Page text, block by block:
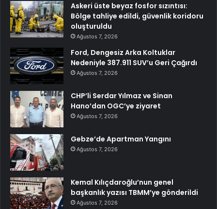
Askeri üste beyaz fosfor sızıntısı:
Bölge tahliye edildi, güvenlik koridoru
oluşturuldu
Ağustos 7, 2026
Ford, Dengesiz Arka Koltuklar
Nedeniyle 387.911 SUV’u Geri Çağırdı
Ağustos 7, 2026
CHP’li Serdar Yılmaz ve Sinan
Hano’dan OGC’ye ziyaret
Ağustos 7, 2026
Gebze’de Apartman Yangını
Ağustos 7, 2026
Kemal Kılıçdaroğlu’nun genel
başkanlık yazısı TBMM’ye gönderildi
Ağustos 7, 2026